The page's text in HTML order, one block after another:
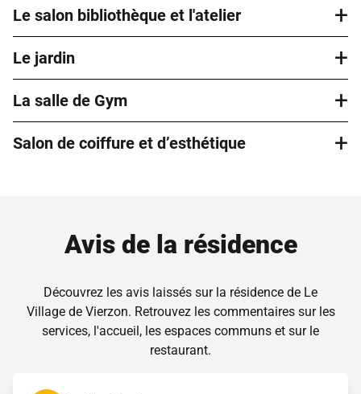
Le bar permet de partager un moment de détente
accompagné d’un café le matin ou après le déjeuner,
autour d’un verre le midi ou en fin de journée avec vos
Domitys facilite le quotidien en proposant une cuisine
variée, équilibrée et préparée sur place par un chef et son
Le salon bibliothèque et l'atelier +
Des lieux où chacun prend plaisir à venir, même seul. Vous
pouvez par exemple vous y rendre pour lire un bon roman,
participer à des animations collectives.
Le jardin +
Si vous aimez prendre l’air, vous apprécierez vous
promener dans le jardin de la résidence, découvrir les
fleurs, les différentes plantes et profiter d’un espace
La salle de Gym +
La salle de gym est à votre disposition avec divers
Salon de coiffure et d’esthétique +
Avis de la résidence
Découvrez les avis laissés sur la résidence de Le
Village de Vierzon. Retrouvez les commentaires sur les
services, l'accueil, les espaces communs et sur le
restaurant.